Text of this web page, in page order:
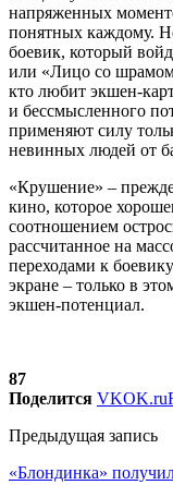
напряженных
понятных каждому.
боевик, который
или «Лицо со
кто любит экшен-
и бессмысленного
применяют силу
невинных людей от
«Крушение» – прежде
кино, которое
соотношением
рассчитанное на
переходами к
экране – только в
экшен-потенциал.
87
Поделится VKOK.ru
Предыдущая запись
«Блондинка»